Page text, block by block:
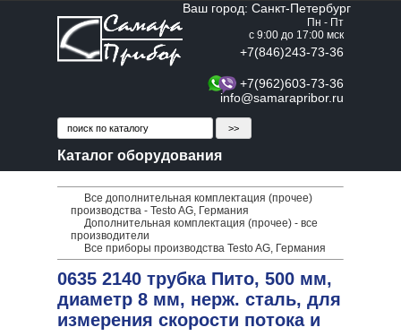
Ваш город: Санкт-Петербург
Пн - Пт
с 9:00 до 17:00 мск
+7(846)243-73-36
+7(962)603-73-36
info@samarapribor.ru
Каталог оборудования
Все дополнительная комплектация (прочее)
производства - Testo AG, Германия
Дополнительная комплектация (прочее) - все
производители
Все приборы производства Testo AG, Германия
0635 2140 трубка Пито, 500 мм,
диаметр 8 мм, нерж. сталь, для
измерения скорости потока и